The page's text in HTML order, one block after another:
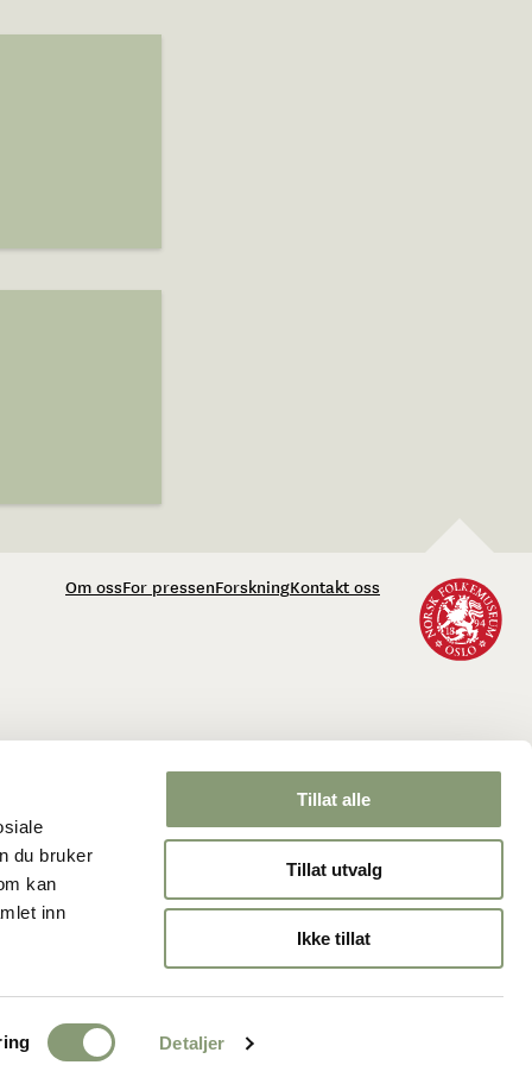
du bruker
kan
inn
Detaljer
Tillat alle
Tillat utvalg
Ikke tillat
Om ossFor pressenForskningKontakt oss